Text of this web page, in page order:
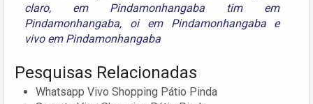
claro, em Pindamonhangaba tim em
Pindamonhangaba, oi em Pindamonhangabae
vivo em Pindamonhangaba
Pesquisas Relacionadas
Whatsapp Vivo Shopping Pátio Pinda